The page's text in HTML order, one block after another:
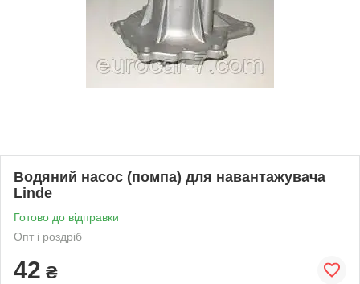
Водяний насос (помпа) для навантажувача
Linde
Готово до відправки
Опт і роздріб
42 ₴